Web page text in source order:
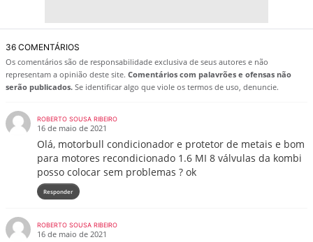
36 COMENTÁRIOS
Os comentários são de responsabilidade exclusiva de seus autores e não
representam a opinião deste site. Comentários com palavrões e ofensas não
serão publicados. Se identificar algo que viole os termos de uso, denuncie.
ROBERTO SOUSA RIBEIRO
16 de maio de 2021
Olá, motorbull condicionador e protetor de metais e bom
para motores recondicionado 1.6 MI 8 válvulas da kombi
posso colocar sem problemas ? ok
Responder
ROBERTO SOUSA RIBEIRO
16 de maio de 2021